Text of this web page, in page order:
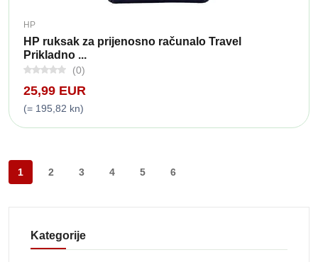
HP
HP ruksak za prijenosno računalo Travel
Prikladno ...
(0)
25,99 EUR
(= 195,82 kn)
1 2 3 4 5 6
Kategorije